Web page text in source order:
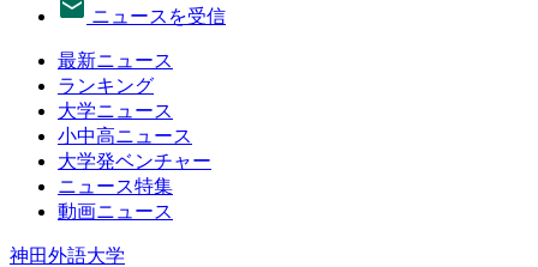
ニュースを受信
最新ニュース
ランキング
大学ニュース
小中高ニュース
大学発ベンチャー
ニュース特集
動画ニュース
神田外語大学